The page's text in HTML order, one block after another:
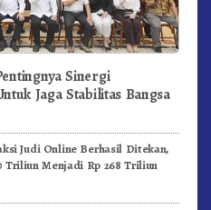
Sinergi
Jaga Stabilitas Bangsa
Judi Online Berhasil Ditekan,
Triliun Menjadi Rp 268 Triliun